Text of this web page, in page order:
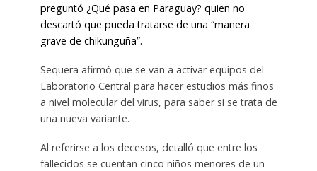
preguntó ¿Qué pasa en Paraguay? quien no
descartó que pueda tratarse de una “manera
grave de chikunguña”.
Sequera afirmó que se van a activar equipos del
Laboratorio Central para hacer estudios más finos
a nivel molecular del virus, para saber si se trata de
una nueva variante.
Al referirse a los decesos, detalló que entre los
fallecidos se cuentan cinco niños menores de un